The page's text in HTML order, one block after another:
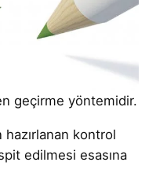
geçirme yöntemidir.
kontrol
edilmesi esasına